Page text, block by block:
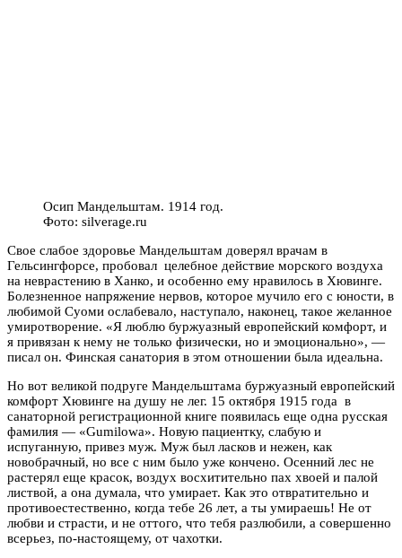
Осип Мандельштам. 1914 год.
Фото: silverage.ru
Свое слабое здоровье Мандельштам доверял врачам в
Гельсингфорсе, пробовал целебное действие морского воздуха
на неврастению в Ханко, и особенно ему нравилось в Хювинге.
Болезненное напряжение нервов, которое мучило его с юности, в
любимой Суоми ослабевало, наступало, наконец, такое желанное
умиротворение. «Я люблю буржуазный европейский комфорт, и
я привязан к нему не только физически, но и эмоционально», —
писал он. Финская санатория в этом отношении была идеальна.
Но вот великой подруге Мандельштама буржуазный европейский
комфорт Хювинге на душу не лег. 15 октября 1915 года в
санаторной регистрационной книге появилась еще одна русская
фамилия — «Gumilowa». Новую пациентку, слабую и
испуганную, привез муж. Муж был ласков и нежен, как
новобрачный, но все с ним было уже кончено. Осенний лес не
растерял еще красок, воздух восхитительно пах хвоей и палой
листвой, а она думала, что умирает. Как это отвратительно и
противоестественно, когда тебе 26 лет, а ты умираешь! Не от
любви и страсти, и не оттого, что тебя разлюбили, а совершенно
всерьез, по-настоящему, от чахотки.